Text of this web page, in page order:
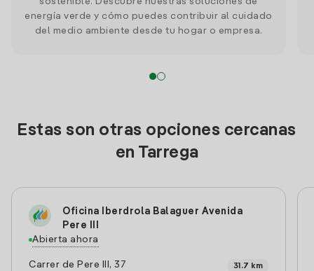
energía verde y cómo puedes contribuir al cuidado
del medio ambiente desde tu hogar o empresa.
Estas son otras opciones cercanas
en Tarrega
Oficina Iberdrola Balaguer Avenida
Pere III
Abierta ahora
Carrer de Pere III, 37
31.7 km